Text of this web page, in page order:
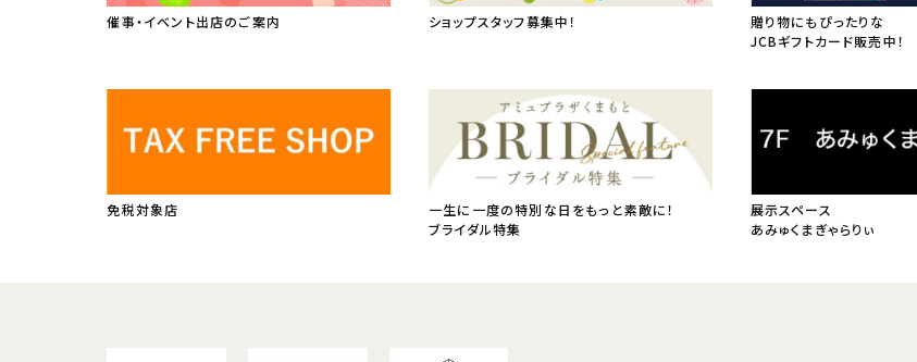
催事・イベント出店のご案内 ショップスタッフ募集中！
贈り物にもぴったりな
JCBギフトカード販売中！
免税対象店
一生に一度の特別な日をもっと素敵に！
ブライダル特集
展示スペース
あみゅくまぎゃらりぃ